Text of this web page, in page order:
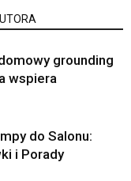
grounding
wspiera
do Salonu:
i Porady